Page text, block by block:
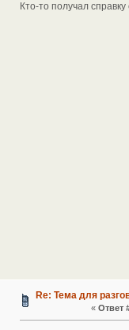
Кто-то получал
Re: Тема для
« Ответ